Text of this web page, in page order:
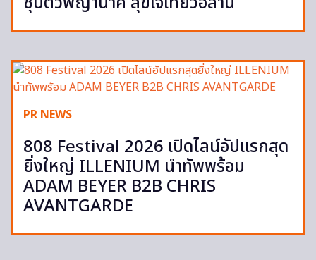
PR NEWS
808 Festival 2026 เปิดไลน์อัปแรกสุด
ยิ่งใหญ่ ILLENIUM นำทัพพร้อม
ADAM BEYER B2B CHRIS
AVANTGARDE